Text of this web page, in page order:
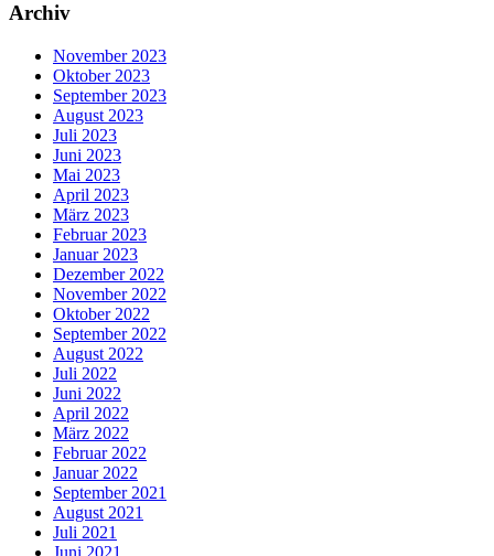
Archiv
November 2023
Oktober 2023
September 2023
August 2023
Juli 2023
Juni 2023
Mai 2023
April 2023
März 2023
Februar 2023
Januar 2023
Dezember 2022
November 2022
Oktober 2022
September 2022
August 2022
Juli 2022
Juni 2022
April 2022
März 2022
Februar 2022
Januar 2022
September 2021
August 2021
Juli 2021
Juni 2021